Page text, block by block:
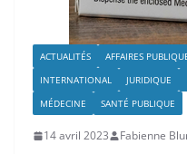
ACTUALITÉS AFFAIRES
INTERNATIONAL
JURIDIQUE
MÉDECINE
SANTÉ PUBLIQUE
14 avril 2023 Fabienne